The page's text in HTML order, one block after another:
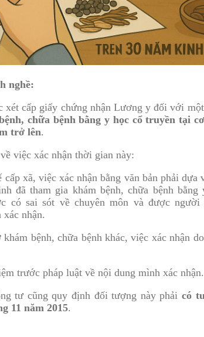
nghề:
xét cấp giấy chứng nhận Lương y đối với
chữa bệnh bằng y học cổ truyền tại
trở lên.
việc xác nhận thời gian này:
xã, việc xác nhận bằng văn bản phải dựa
đã tham gia khám bệnh, chữa bệnh bằng
có sai sót về chuyên môn và được người
nhận.
bệnh, chữa bệnh khác, việc xác nhận
trước pháp luật về nội dung mình xác nhận.
tư cũng quy định đối tượng này phải có
11 năm 2015.